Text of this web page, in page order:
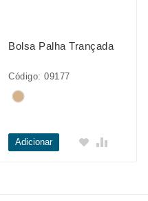
Bolsa Palha Trançada
Código: 09177
Adicionar